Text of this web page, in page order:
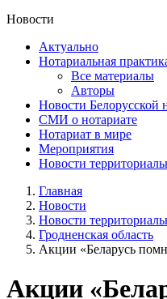
Новости
Актуально
Нотариальная
Все материалы
Авторы
Новости Белорусской
СМИ о нотариате
Нотариат в мире
Мероприятия
Новости
Главная
Новости
Новости
Гродненская область
Акции «Беларусь
Акции